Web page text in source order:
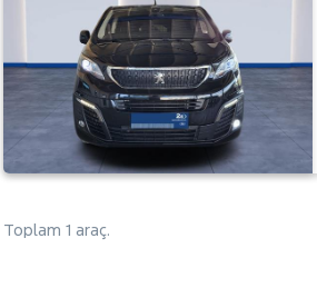
Toplam 1 araç.